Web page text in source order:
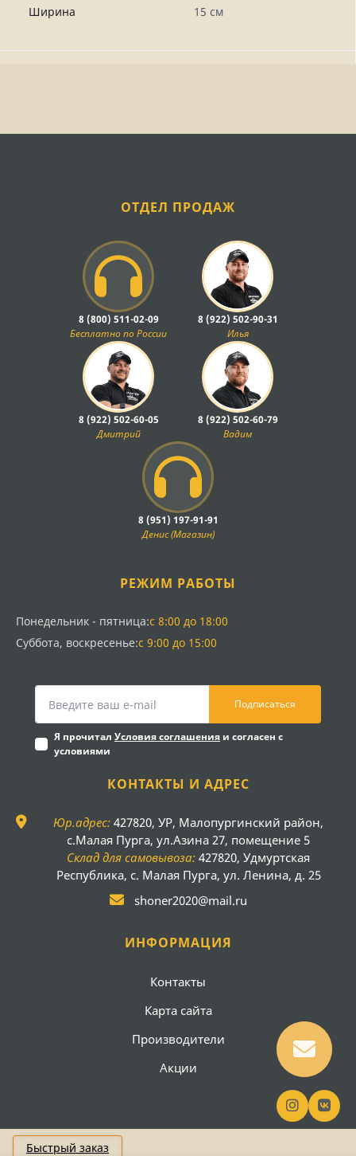
Быстрый заказ
Ширина 15 см
ОТДЕЛ ПРОДАЖ
8 (800) 511-02-09
Бесплатно по России
8 (922) 502-90-31
Илья
8 (922) 502-60-05
Дмитрий
8 (922) 502-60-79
Вадим
8 (951) 197-91-91
Денис (Магазин)
РЕЖИМ РАБОТЫ
Понедельник - пятница:с 8:00 до 18:00
Суббота, воскресенье:с 9:00 до 15:00
Подписаться
Я прочитал Условия соглашения и согласен с
условиями
КОНТАКТЫ И АДРЕС
Юр.адрес: 427820, УР, Малопургинский район,
с.Малая Пурга, ул.Азина 27, помещение 5
Склад для самовывоза: 427820, Удмуртская
Республика, с. Малая Пурга, ул. Ленина, д. 25
shoner2020@mail.ru
ИНФОРМАЦИЯ
Контакты
Карта сайта
Производители
Акции